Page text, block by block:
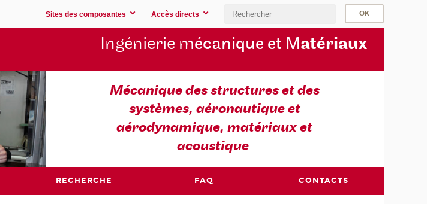
Sites des composantes Accès directs
Ingénierie mécanique et Matériaux
Mécanique des structures et des
systèmes, aéronautique et
aérodynamique, matériaux et
acoustique
RECHERCHE FAQ CONTACTS